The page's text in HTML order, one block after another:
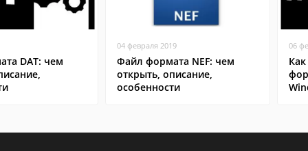
DAT: чем
04 февраля 2019
Файл формата NEF: чем
открыть, описание,
особенности
06